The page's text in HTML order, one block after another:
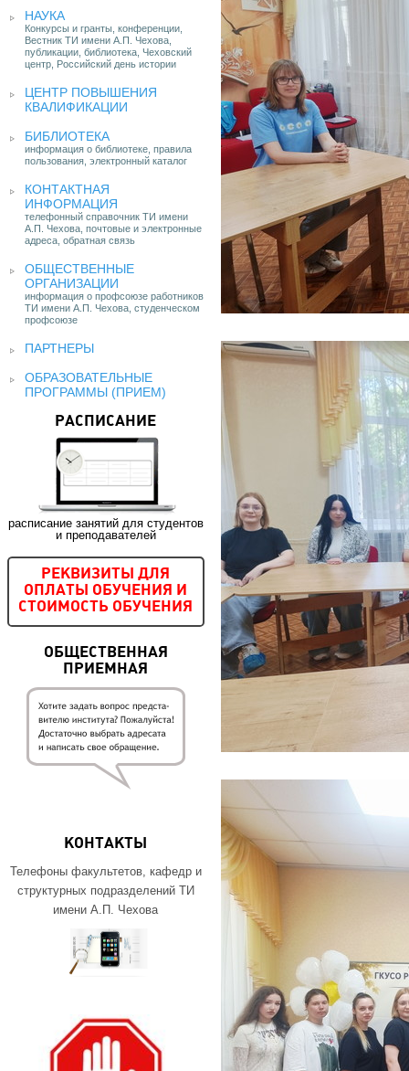
НАУКА
Конкурсы и гранты, конференции,
Вестник ТИ имени А.П. Чехова,
публикации, библиотека, Чеховский
центр, Российский день истории
ЦЕНТР ПОВЫШЕНИЯ
КВАЛИФИКАЦИИ
БИБЛИОТЕКА
информация о библиотеке, правила
пользования, электронный каталог
КОНТАКТНАЯ
ИНФОРМАЦИЯ
телефонный справочник ТИ имени
А.П. Чехова, почтовые и электронные
адреса, обратная связь
ОБЩЕСТВЕННЫЕ
ОРГАНИЗАЦИИ
информация о профсоюзе работников
ТИ имени А.П. Чехова, студенческом
профсоюзе
ПАРТНЕРЫ
ОБРАЗОВАТЕЛЬНЫЕ
ПРОГРАММЫ (ПРИЕМ)
РАСПИСАНИЕ
расписание занятий для студентов
и преподавателей
РЕКВИЗИТЫ ДЛЯ
ОПЛАТЫ ОБУЧЕНИЯ И
СТОИМОСТЬ ОБУЧЕНИЯ
ОБЩЕСТВЕННАЯ
ПРИЕМНАЯ
КОНТАКТЫ
Телефоны факультетов, кафедр и
структурных подразделений ТИ
имени А.П. Чехова